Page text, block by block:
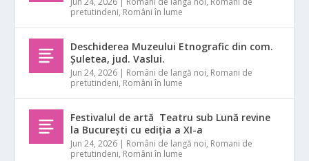
pretutindeni, Români în lume
Deschiderea Muzeului Etnografic din com.
Șuletea, jud. Vaslui.
Jun 24, 2026 | Români de langă noi, Romani de
pretutindeni, Români în lume
Festivalul de artă Teatru sub Lună revine
la București cu ediția a XI-a
Jun 24, 2026 | Români de langă noi, Romani de
pretutindeni, Români în lume